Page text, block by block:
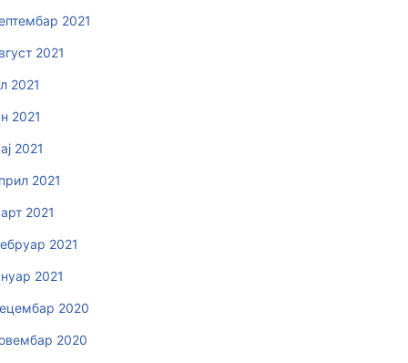
2021
2021
2021
2021
2021
2021
2021
2021
2021
2020
2020